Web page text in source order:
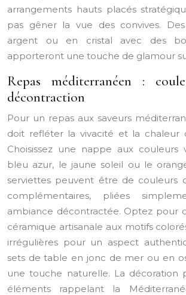
arrangements hauts placés
pas gêner la vue des convives.
argent ou en cristal avec des
apporteront une touche de glamour
Repas méditerranéen :
décontraction
Pour un repas aux saveurs
doit refléter la vivacité et la chaleur
Choisissez une nappe aux couleurs
bleu azur, le jaune soleil ou le
serviettes peuvent être de couleurs
complémentaires, pliées
ambiance décontractée. Optez pour
céramique artisanale aux motifs
irrégulières pour un aspect
sets de table en jonc de mer ou en
une touche naturelle. La décoration
éléments rappelant la